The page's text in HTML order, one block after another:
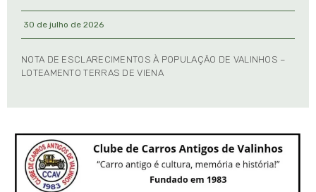
30 de julho de 2026
NOTA DE ESCLARECIMENTOS À POPULAÇÃO DE VALINHOS –
LOTEAMENTO TERRAS DE VIENA